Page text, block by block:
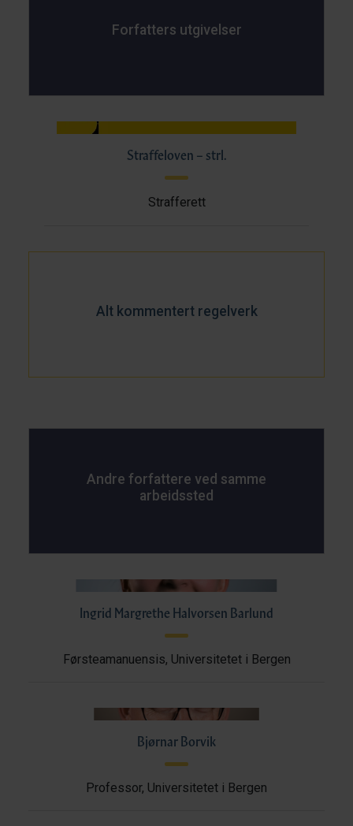
Forfatters utgivelser
Straffeloven – strl.
Strafferett
Alt kommentert regelverk
Andre forfattere ved samme
arbeidssted
Ingrid Margrethe Halvorsen Barlund
Førsteamanuensis, Universitetet i Bergen
Bjørnar Borvik
Professor, Universitetet i Bergen